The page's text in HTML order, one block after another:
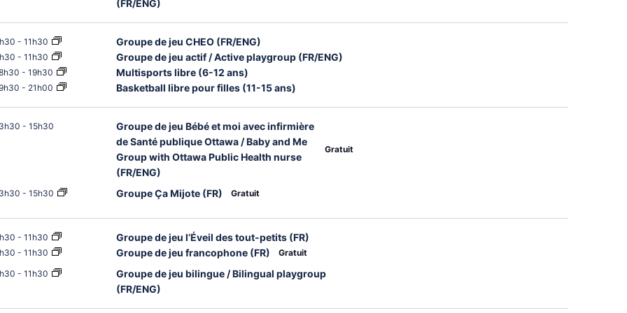
(FR/ENG)
- 11h30 Groupe de jeu CHEO (FR/ENG)
- 11h30 Groupe de jeu actif / Active playgroup (FR/ENG)
- 19h30 Multisports libre (6-12 ans)
- 21h00 Basketball libre pour filles (11-15 ans)
- 15h30
Groupe de jeu Bébé et moi avec infirmière
de Santé publique Ottawa / Baby and Me
Group with Ottawa Public Health nurse
(FR/ENG)
Gratuit
- 15h30 Groupe Ça Mijote (FR) Gratuit
- 11h30 Groupe de jeu l’Éveil des tout-petits (FR)
- 11h30 Groupe de jeu francophone (FR)
Gratuit
- 11h30
Groupe de jeu bilingue / Bilingual playgroup
(FR/ENG)